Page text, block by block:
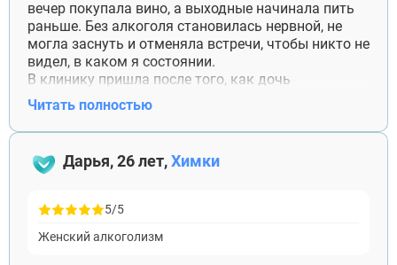
вечер покупала вино, а выходные начинала пить
раньше. Без алкоголя становилась нервной, не
могла заснуть и отменяла встречи, чтобы никто не
видел, в каком я состоянии.
В клинику пришла после того, как дочь
отказалась оставлять у меня внука. Было обидно,
я даже несколько недель с ней не разговаривала.
Потом поняла, что она права. Сначала прошла
амбулаторно. Уже полгода не пью. Дочь пока всё
на выходные. Спасибо специалистам, что
о лечении всем родственникам.
Читать полностью
Дарья, 26 лет,Химки
5/5
Женский алкоголизм